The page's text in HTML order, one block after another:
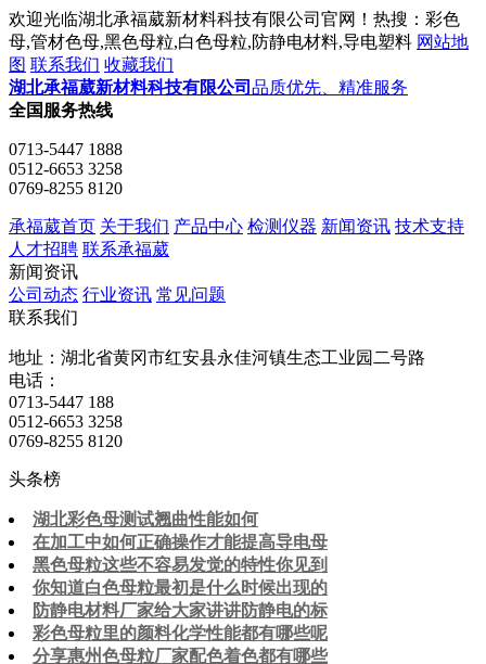
欢迎光临湖北承福葳新材料科技有限公司官网！热搜：彩色
母,管材色母,黑色母粒,白色母粒,防静电材料,导电塑料 网站地
图 联系我们 收藏我们
湖北承福葳新材料科技有限公司 品质优先、精准服务
全国服务热线
0713-5447 1888
0512-6653 3258
0769-8255 8120
承福葳首页 关于我们 产品中心 检测仪器 新闻资讯 技术支持
人才招聘 联系承福葳
新闻资讯
公司动态 行业资讯 常见问题
联系我们
地址：湖北省黄冈市红安县永佳河镇生态工业园二号路
电话：
0713-5447 188
0512-6653 3258
0769-8255 8120
头条榜
湖北彩色母测试翘曲性能如何
在加工中如何正确操作才能提高导电母
黑色母粒这些不容易发觉的特性你见到
你知道白色母粒最初是什么时候出现的
防静电材料厂家给大家讲讲防静电的标
彩色母粒里的颜料化学性能都有哪些呢
分享惠州色母粒厂家配色着色都有哪些